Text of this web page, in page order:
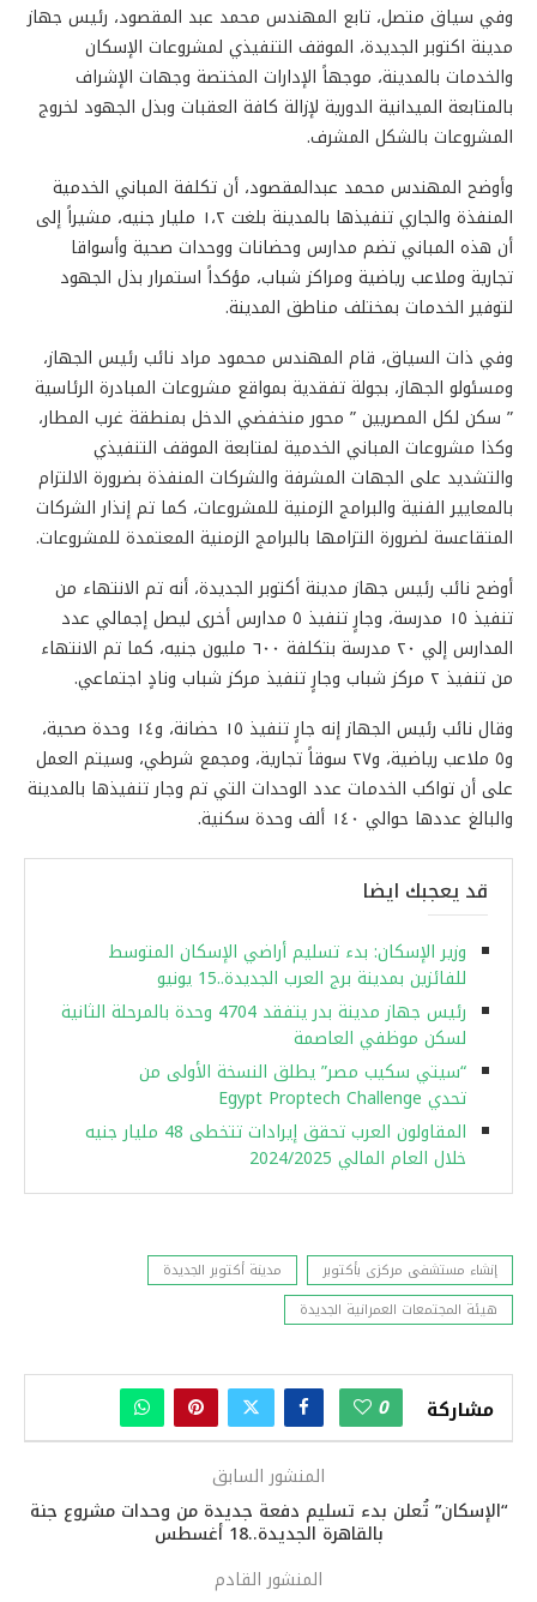
وفي سياق متصل، تابع المهندس محمد عبد المقصود، رئيس جهاز
مدينة اكتوبر الجديدة، الموقف التنفيذي لمشروعات الإسكان
والخدمات بالمدينة، موجهاً الإدارات المختصة وجهات الإشراف
بالمتابعة الميدانية الدورية لإزالة كافة العقبات وبذل الجهود لخروج
المشروعات بالشكل المشرف.
وأوضح المهندس محمد عبدالمقصود، أن تكلفة المباني الخدمية
المنفذة والجاري تنفيذها بالمدينة بلغت ١،٢ مليار جنيه، مشيراً إلى
أن هذه المباني تضم مدارس وحضانات ووحدات صحية وأسواقا
تجارية وملاعب رياضية ومراكز شباب، مؤكداً استمرار بذل الجهود
لتوفير الخدمات بمختلف مناطق المدينة.
وفي ذات السياق، قام المهندس محمود مراد نائب رئيس الجهاز،
ومسئولو الجهاز، بجولة تفقدية بمواقع مشروعات المبادرة الرئاسية
” سكن لكل المصريين ” محور منخفضي الدخل بمنطقة غرب المطار،
وكذا مشروعات المباني الخدمية لمتابعة الموقف التنفيذي
والتشديد على الجهات المشرفة والشركات المنفذة بضرورة الالتزام
بالمعايير الفنية والبرامج الزمنية للمشروعات، كما تم إنذار الشركات
المتقاعسة لضرورة التزامها بالبرامج الزمنية المعتمدة للمشروعات.
أوضح نائب رئيس جهاز مدينة أكتوبر الجديدة، أنه تم الانتهاء من
تنفيذ ١٥ مدرسة، وجارٍ تنفيذ ٥ مدارس أخرى ليصل إجمالي عدد
المدارس إلي ٢٠ مدرسة بتكلفة ٦٠٠ مليون جنيه، كما تم الانتهاء
من تنفيذ ٢ مركز شباب وجارٍ تنفيذ مركز شباب ونادٍ اجتماعي.
وقال نائب رئيس الجهاز إنه جارٍ تنفيذ ١٥ حضانة، و١٤ وحدة صحية،
و٥ ملاعب رياضية، و٢٧ سوقاً تجارية، ومجمع شرطي، وسيتم العمل
على أن تواكب الخدمات عدد الوحدات التي تم وجار تنفيذها بالمدينة
والبالغ عددها حوالي ١٤٠ ألف وحدة سكنية.
قد يعجبك ايضا
وزير الإسكان: بدء تسليم أراضي الإسكان المتوسط
للفائزين بمدينة برج العرب الجديدة..15 يونيو
رئيس جهاز مدينة بدر يتفقد 4704 وحدة بالمرحلة الثانية
لسكن موظفي العاصمة
“سيتي سكيب مصر” يطلق النسخة الأولى من
تحدي Egypt Proptech Challenge
المقاولون العرب تحقق إيرادات تتخطى 48 مليار جنيه
خلال العام المالي 2024/2025
إنشاء مستشفى مركزى بأكتوبر
مدينة أكتوبر الجديدة
هيئة المجتمعات العمرانية الجديدة
مشاركة 0
المنشور السابق
“الإسكان” تُعلن بدء تسليم دفعة جديدة من وحدات مشروع جنة
بالقاهرة الجديدة..18 أغسطس
المنشور القادم